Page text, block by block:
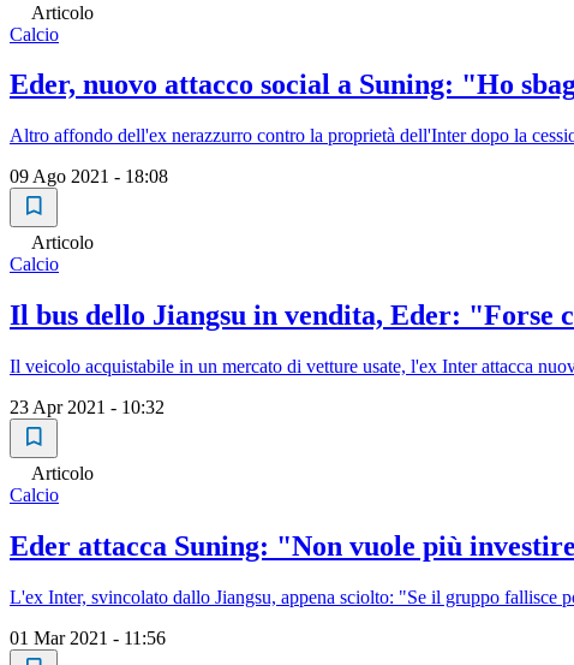
Articolo
Calcio
Eder, nuovo attacco social a Suning: "Ho
Altro affondo dell'ex nerazzurro contro la proprietà dell'Inter dopo la
09 Ago 2021 - 18:08
Articolo
Calcio
Il bus dello Jiangsu in vendita, Eder: "Forse
Il veicolo acquistabile in un mercato di vetture usate, l'ex Inter attacca
23 Apr 2021 - 10:32
Articolo
Calcio
Eder attacca Suning: "Non vuole più
L'ex Inter, svincolato dallo Jiangsu, appena sciolto: "Se il gruppo fallisce
01 Mar 2021 - 11:56